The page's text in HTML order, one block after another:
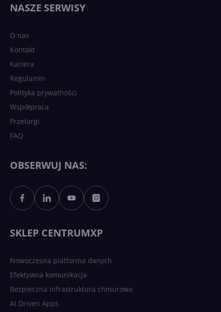
NASZE SERWISY
O nas
Kontakt
Kariera
Regulamin
Polityka prywatności
Współpraca
Przetargi
FAQ
OBSERWUJ NAS:
SKLEP CENTRUMXP
Nowoczesna platforma danych
Efektywna komunikacja
Bezpieczna infrastruktura chmurowa
AI Driven Apps